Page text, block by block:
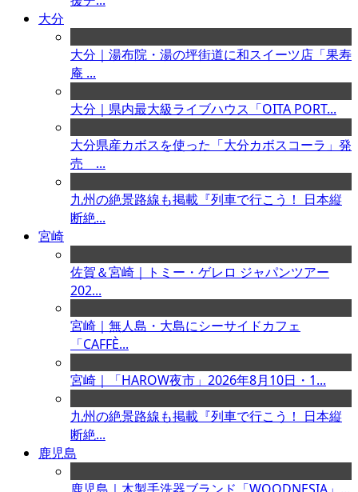
大分
大分｜湯布院・湯の坪街道に和スイーツ店「果寿
庵 ...
大分｜県内最大級ライブハウス「OITA PORT...
大分県産カボスを使った「大分カボスコーラ」発
売 ...
九州の絶景路線も掲載『列車で行こう！ 日本縦
断絶...
宮崎
佐賀＆宮崎｜トミー・ゲレロ ジャパンツアー
202...
宮崎｜無人島・大島にシーサイドカフェ
「CAFFÈ...
宮崎｜「HAROW夜市」2026年8月10日・1...
九州の絶景路線も掲載『列車で行こう！ 日本縦
断絶...
鹿児島